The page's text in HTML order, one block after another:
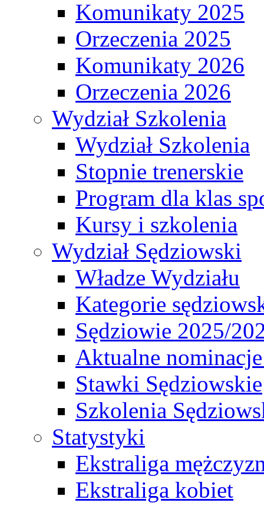
Komunikaty 2025
Orzeczenia 2025
Komunikaty 2026
Orzeczenia 2026
Wydział Szkolenia
Wydział Szkolenia
Stopnie trenerskie
Program dla klas
Kursy i szkolenia
Wydział Sędziowski
Władze Wydziału
Kategorie
Sędziowie 2025/
Aktualne
Stawki Sędziowskie
Szkolenia
Statystyki
Ekstraliga
Ekstraliga kobiet